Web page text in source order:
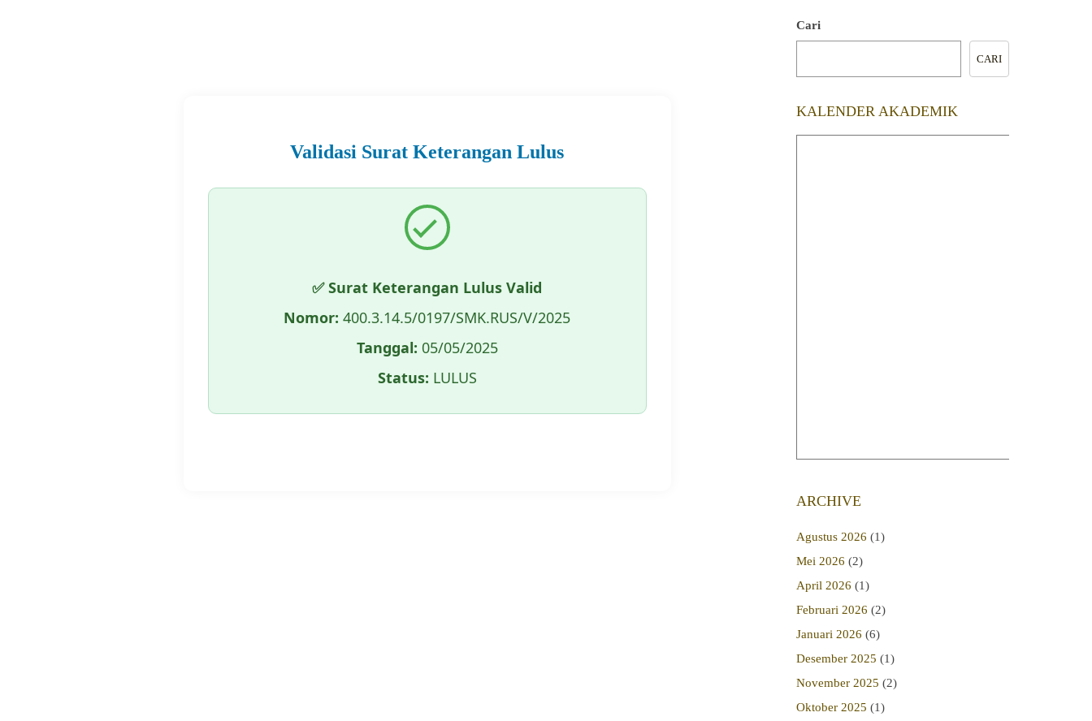
Validasi Surat Keterangan Lulus
✅ Surat Keterangan Lulus Valid
Nomor: 400.3.14.5/0197/SMK.RUS/V/2025
Tanggal: 05/05/2025
Status: LULUS
Cari
CARI
KALENDER AKADEMIK
ARCHIVE
Agustus 2026 (1)
Mei 2026 (2)
April 2026 (1)
Februari 2026 (2)
Januari 2026 (6)
Desember 2025 (1)
November 2025 (2)
Oktober 2025 (1)